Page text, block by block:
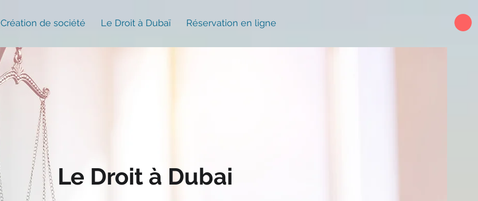
Création de société Le Droit à Dubaï Réservation en ligne
Le Droit à Dubai